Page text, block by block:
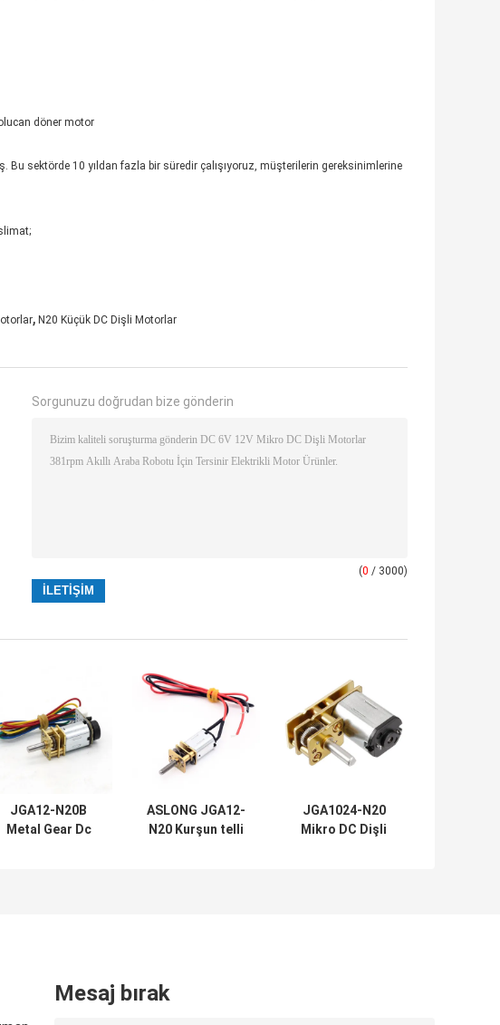
döner motor
Bu sektörde 10 yıldan fazla bir süredir çalışıyoruz, müşterilerin gereksinimlerine
, N20 Küçük DC Dişli Motorlar
Sorgunuzu doğrudan bize gönderin
(0 / 3000)
JGA12-N20B
Metal Gear Dc
ASLONG JGA12-
N20 Kurşun telli
JGA1024-N20
Mikro DC Dişli
Mesaj bırak